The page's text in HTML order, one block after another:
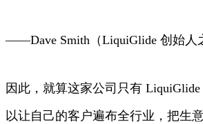
——Dave Smith（LiquiGlide 创始人
因此，就算这家公司只有
以让自己的客户遍布全行业，把生